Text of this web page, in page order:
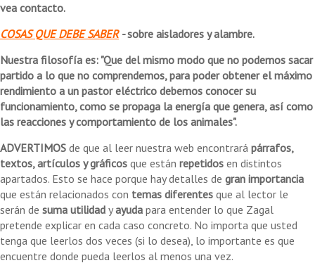
vea contacto.
COSAS QUE DEBE SABER-sobre aisladores y alambre.
Nuestra filosofía es: "Que del mismo modo que no podemos sacar
partido a lo que no comprendemos, para poder obtener el máximo
rendimiento a un pastor eléctrico debemos conocer su
funcionamiento, como se propaga la energía que genera, así como
las reacciones y comportamiento de los animales".
ADVERTIMOS de que al leer nuestra web encontrará párrafos,
textos, artículos y gráficos que están repetidos en distintos
apartados. Esto se hace porque hay detalles de gran importancia
que están relacionados con temas diferentes que al lector le
serán de suma utilidad yayuda para entender lo que Zagal
pretende explicar en cada caso concreto. No importa que usted
tenga que leerlos dos veces (si lo desea), lo importante es que
encuentre donde pueda leerlos al menos una vez.